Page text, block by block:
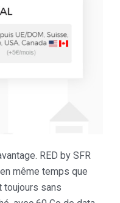
RED by SFR
même temps que
toujours sans